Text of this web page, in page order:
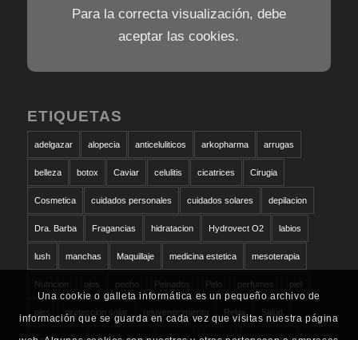
Para la correcta visualización, debe
aceptar las cookies.
ETIQUETAS
adelgazar alopecia anticeluliticos arkopharma arrugas
belleza botox Caviar celulitis cicatrices Cirugia
Cosmetica cuidados personales cuidados solares depilacion
Dra. Barba Fragancias hidratacion Hydrovect O2 labios
lush manchas Maquillaje medicina estetica mesoterapia
Nutricion ojos pecho Peinados Pelo perfumes piel
pies proteccion solar rejuvenecimiento Relax Salud
Una cookie o galleta informática es un pequeño archivo de
información que se guarda en cada vez que visitas nuestra página